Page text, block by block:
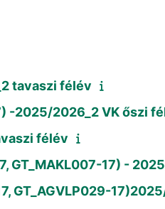
tavaszi félév
-2025/2026_2 VK őszi
félév
GT_MAKL007-17) -
GT_AGVLP029-